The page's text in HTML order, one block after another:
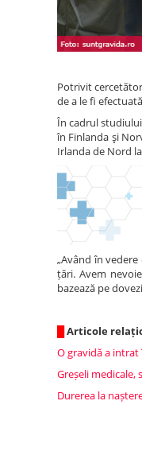
Potrivit
de a le fi
În cadrul
în Finlanda şi
Irlanda de Nord
„Având în
țări. Avem
bazează pe
Articole
O gravidă a
Greșeli
Durerea la